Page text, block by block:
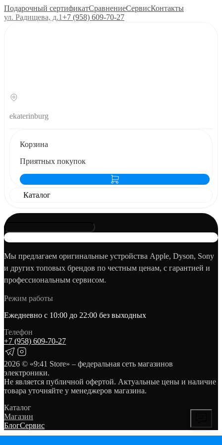
Подарочный сертификатСравнениеСервисКонтакты
ул. Радищева, д.1+7 (958) 609‑70‑27
ekaterinburg
Корзина
Приятных покупок
Каталог
Мы предлагаем оригинальные устройства Apple, Dyson, Sony
и других топовых брендов по честным ценам, с гарантией и
профессиональным сервисом.
Режим работы
Ежедневно с 10:00 до 22:00 без выходных
Телефон
+7 (958) 609‑70‑27
2026 © «9:41 Store» – федеральная сеть магазинов
электроники.
Не является публичной офертой. Актуальные цены и наличие
товара уточняйте у менеджеров магазина.
Каталог
Магазин
БлогСервис